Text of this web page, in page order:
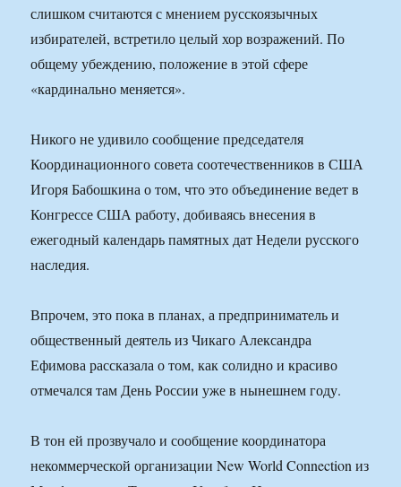
слишком считаются с мнением русскоязычных
избирателей, встретило целый хор возражений. По
общему убеждению, положение в этой сфере
«кардинально меняется».
Никого не удивило сообщение председателя
Координационного совета соотечественников в США
Игоря Бабошкина о том, что это объединение ведет в
Конгрессе США работу, добиваясь внесения в
ежегодный календарь памятных дат Недели русского
наследия.
Впрочем, это пока в планах, а предприниматель и
общественный деятель из Чикаго Александра
Ефимова рассказала о том, как солидно и красиво
отмечался там День России уже в нынешнем году.
В тон ей прозвучало и сообщение координатора
некоммерческой организации New World Connection из